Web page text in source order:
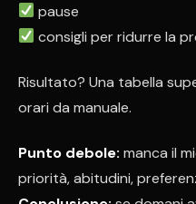
pause
consigli per ridurre la
Risultato? Una tabella
orari da manuale.
Punto debole: manca il
priorità, abitudini,